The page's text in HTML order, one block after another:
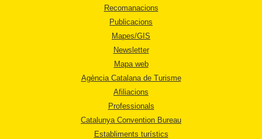
Recomanacions
Publicacions
Mapes/GIS
Newsletter
Mapa web
Agència Catalana de Turisme
Afiliacions
Professionals
Catalunya Convention Bureau
Establiments turístics